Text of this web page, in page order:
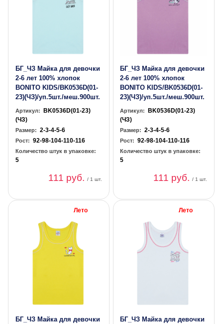
БГ_ЧЗ Майка для девочки
2-6 лет 100% хлопок
BONITO KIDS/BK0536D(01-
23)(ЧЗ)/уп.5шт./меш.900шт.
Артикул: BK0536D(01-23)
(ЧЗ)
Размер: 2-3-4-5-6
Рост: 92-98-104-110-116
Количество штук в упаковке:
5
111 руб./ 1 шт.
БГ_ЧЗ Майка для девочки
2-6 лет 100% хлопок
BONITO KIDS/BK0536D(01-
23)(ЧЗ)/уп.5шт./меш.900шт.
Артикул:
BK0536D(01-23)
(ЧЗ)
Размер: 2-3-4-5-6
Рост: 92-98-104-110-116
Количество штук в упаковке:
5
111 руб./ 1 шт.
Лето
БГ_ЧЗ Майка для девочки
Лето
БГ_ЧЗ Майка для девочки